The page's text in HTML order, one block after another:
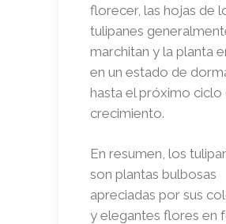
florecer, las hojas de
tulipanes
marchitan y la planta
en un estado de
hasta el próximo ciclo
crecimiento.
En resumen, los
son plantas bulbosas
apreciadas por sus
y elegantes flores en